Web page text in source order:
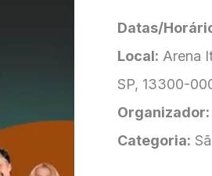
Datas/
Local: Arena
SP, 13300-
Organizador:
Categoria: